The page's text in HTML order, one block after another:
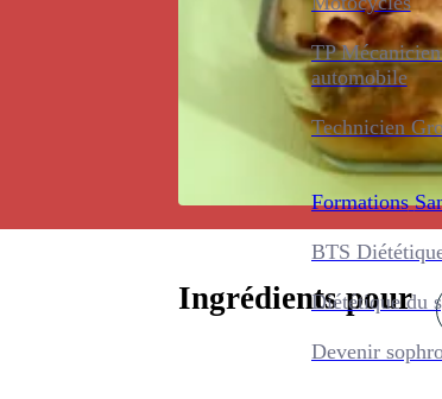
TP
automobile
Technicien
Formations
BTS
Diététique du
Devenir
Ingrédients pour